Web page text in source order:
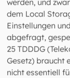
80333
089 2137-
Mehr
dem Local
Einstellungen
abgefragt,
25 TDDDG
Gesetz) braucht
nicht essentiell